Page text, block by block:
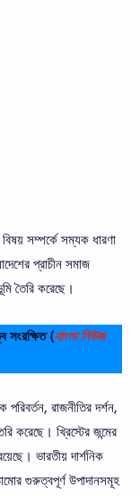
বিষয় সম্পর্কে সম্যক ধারণা
প্রাচীন সমাজ
তৈরি করেছে।
সংরক্ষিত (বাংলা নিউজ
পরিবর্তন, রাজনীতির দর্শন,
করেছে। খ্রিস্টের জন্মের
ভারতীয় দার্শনিক
গুরুত্বপূর্ণ উপাদানসমূহ